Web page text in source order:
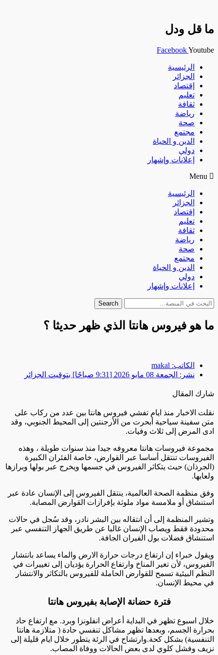
ما قل ودل
FacebookYoutube
الرئيسية
الجزائر
إقتصاد
تعليم
ثقافة
رياضة
صحة
مجتمع
الدين و الحياة
دولي
إعلانات وإشهار
Menu
الرئيسية
الجزائر
إقتصاد
تعليم
ثقافة
رياضة
صحة
مجتمع
الدين و الحياة
دولي
إعلانات وإشهار
Search
ما هو فيروس هانتا الذي ظهر حديثا ؟
الكاتب: makal
نشر: الجمعة 08 مايو 2026 [9:31 صباحًا] بتوقيت الجزائر
شارك المقال
نقلت الاخبار منذ ايام تفشي فيروس هانتا بين عدد من ركاب على
متن سفينة سياحية أبحرت من الأرجنتين إلى المحيط الجنوبي، وقد
ادى المرض إلى ثلاث وفيات.
مجموعة فيروسات هانتا معروفه جيدا منذ سنوات طويلة ، وهذه
الفيروسات تنتقل أساسا عبر القوارض، خاصة الفئران الكبيرة
(الجرذان) حيث يتكاثر الفيروس في جسمها ويخرج عبر بولها وبرازها
ولعابها.
وفق منظمة الصحة العالمية، ينتقل الفيروس إلى الإنسان عادة عبر
استنشاق أو ملامسة مواد ملوثة بإفرازات القوارض المصابة.
وتشير المنظمة إلى أن انتقاله بين البشر نادر، وقد سُجل في حالات
محدودة فقط ويصاب الإنسان غالبا عن طريق الجهاز التنفسي عبر
استنشاق فضلات بول الفيران الجافة.
ويقول خبراء إن ارتفاع درجات حرارة الارض والماء يساعد بانتشار
الفيروس، لأن تغير المناخ وارتفاع الحرارة يؤديان إلى تغييرات في
النظم البيئية تسمح للقوارض الحاملة للفيروس بالتكاثر والانتشار
في محيط الإنسان.
فترة حضانة الإصابة بفيروس هانتا
خلال اسبوع تظهر في البداية أعراض انفلونزا وبرد. مع ارتفاع حاد
بحرارة الجسم، وبعدها تظهر مشاكل تنفسي حادة ( متلازمة هانتا
التنفسية) بشكل كحة.وارتشاح في الرئة يتطور خلال ايام قليلة إلى
نزيف وفشل كلوي لدى بعض الحالات ووفاة المصاب.